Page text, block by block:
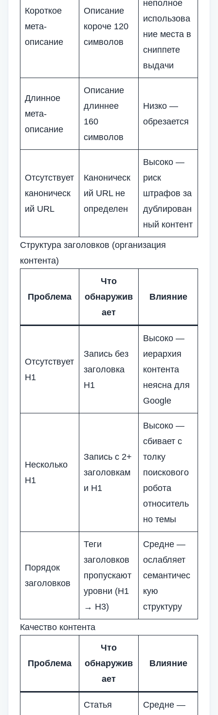
Короткое
мета-
описание
Описание
короче 120
символов
неполное
использова
ние места в
сниппете
выдачи
Длинное
мета-
описание
Описание
длиннее
160
символов
Низко —
обрезается
Отсутствует
каноническ
ий URL
Каноническ
ий URL не
определен
Высоко —
риск
штрафов за
дублирован
ный контент
Структура заголовков (организация
контента)
Проблема
Что
обнаружив
ает
Влияние
Отсутствует
H1
Запись без
заголовка
H1
Высоко —
иерархия
контента
неясна для
Google
Несколько
H1
Запись с 2+
заголовкам
и H1
Высоко —
сбивает с
толку
поискового
робота
относитель
но темы
Порядок
заголовков
Теги
заголовков
пропускают
уровни (H1
→ H3)
Средне —
ослабляет
семантичес
кую
структуру
Качество контента
Проблема
Что
обнаружив
ает
Влияние
Статья
Средне —